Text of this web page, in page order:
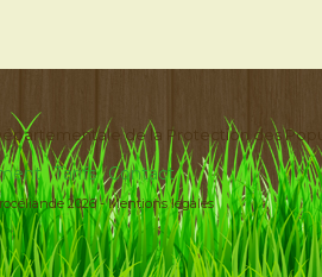
de la Protection des
Tarifs Contact
2026 -Mentions légales